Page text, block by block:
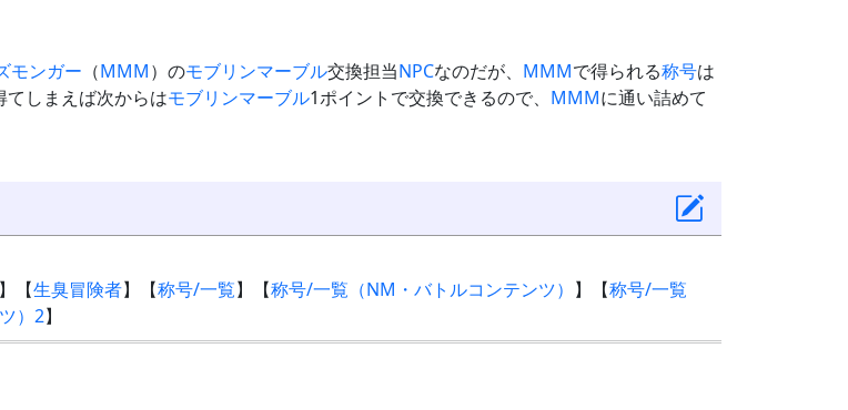
モンガー （MMM）のモブリンマーブル交換担当NPCなのだが、 MMMで得られる称号は
てしまえば次からはモブリンマーブル1ポイントで交換できるので、 MMMに通い詰めて
】【生臭冒険者】【称号/一覧】【称号/一覧（NM・バトルコンテンツ） 】【称号/一覧
）2】